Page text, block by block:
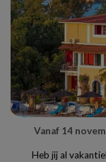
Vanaf 14
Heb jij al